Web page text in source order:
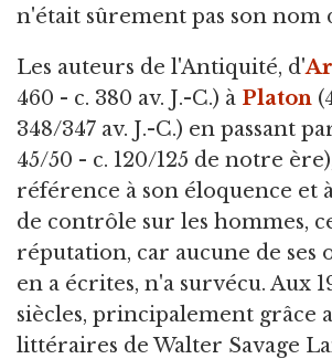
n'était sûrement pas son nom
Les auteurs de l'Antiquité, d'
460 - c. 380 av. J.-C.) à Platon
348/347 av. J.-C.) en passant
45/50 - c. 120/125 de notre
référence à son éloquence et
de contrôle sur les hommes,
réputation, car aucune de ses
en a écrites, n'a survécu. Aux
siècles, principalement grâce
littéraires de Walter Savage